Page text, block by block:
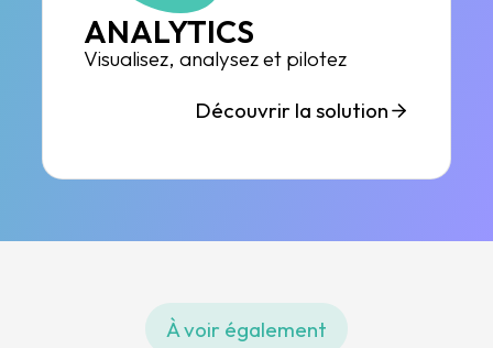
ANALYTICS
Visualisez, analysez et pilotez
Découvrir la solution
À voir également